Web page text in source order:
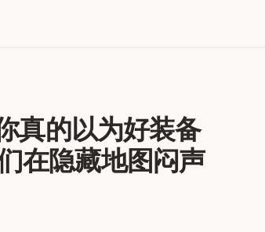
真的以为好装备
在隐藏地图闷声